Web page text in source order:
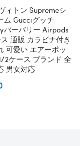
ィトン Supremeシ
ム Gucciグッチ
バーバリー Airpods
通販 カラビナ付き
可愛い エアーポッ
2ケース ブランド 全
男女対応